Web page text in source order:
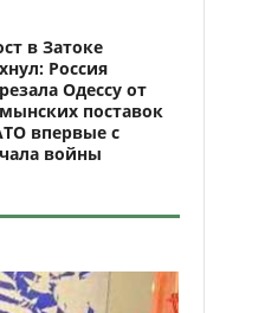
в Затоке
Россия
Одессу от
поставок
впервые с
войны